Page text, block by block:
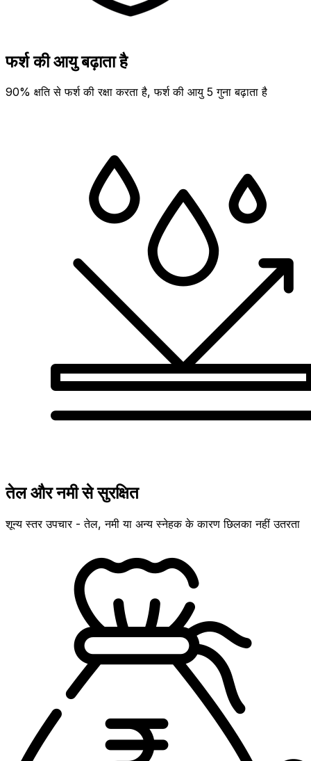
फर्श की आयु बढ़ाता है
90% क्षति से फर्श की रक्षा करता है, फर्श की आयु 5 गुना बढ़ाता है
तेल और नमी से सुरक्षित
शून्य स्तर उपचार - तेल, नमी या अन्य स्नेहक के कारण छिलका नहीं उतरता